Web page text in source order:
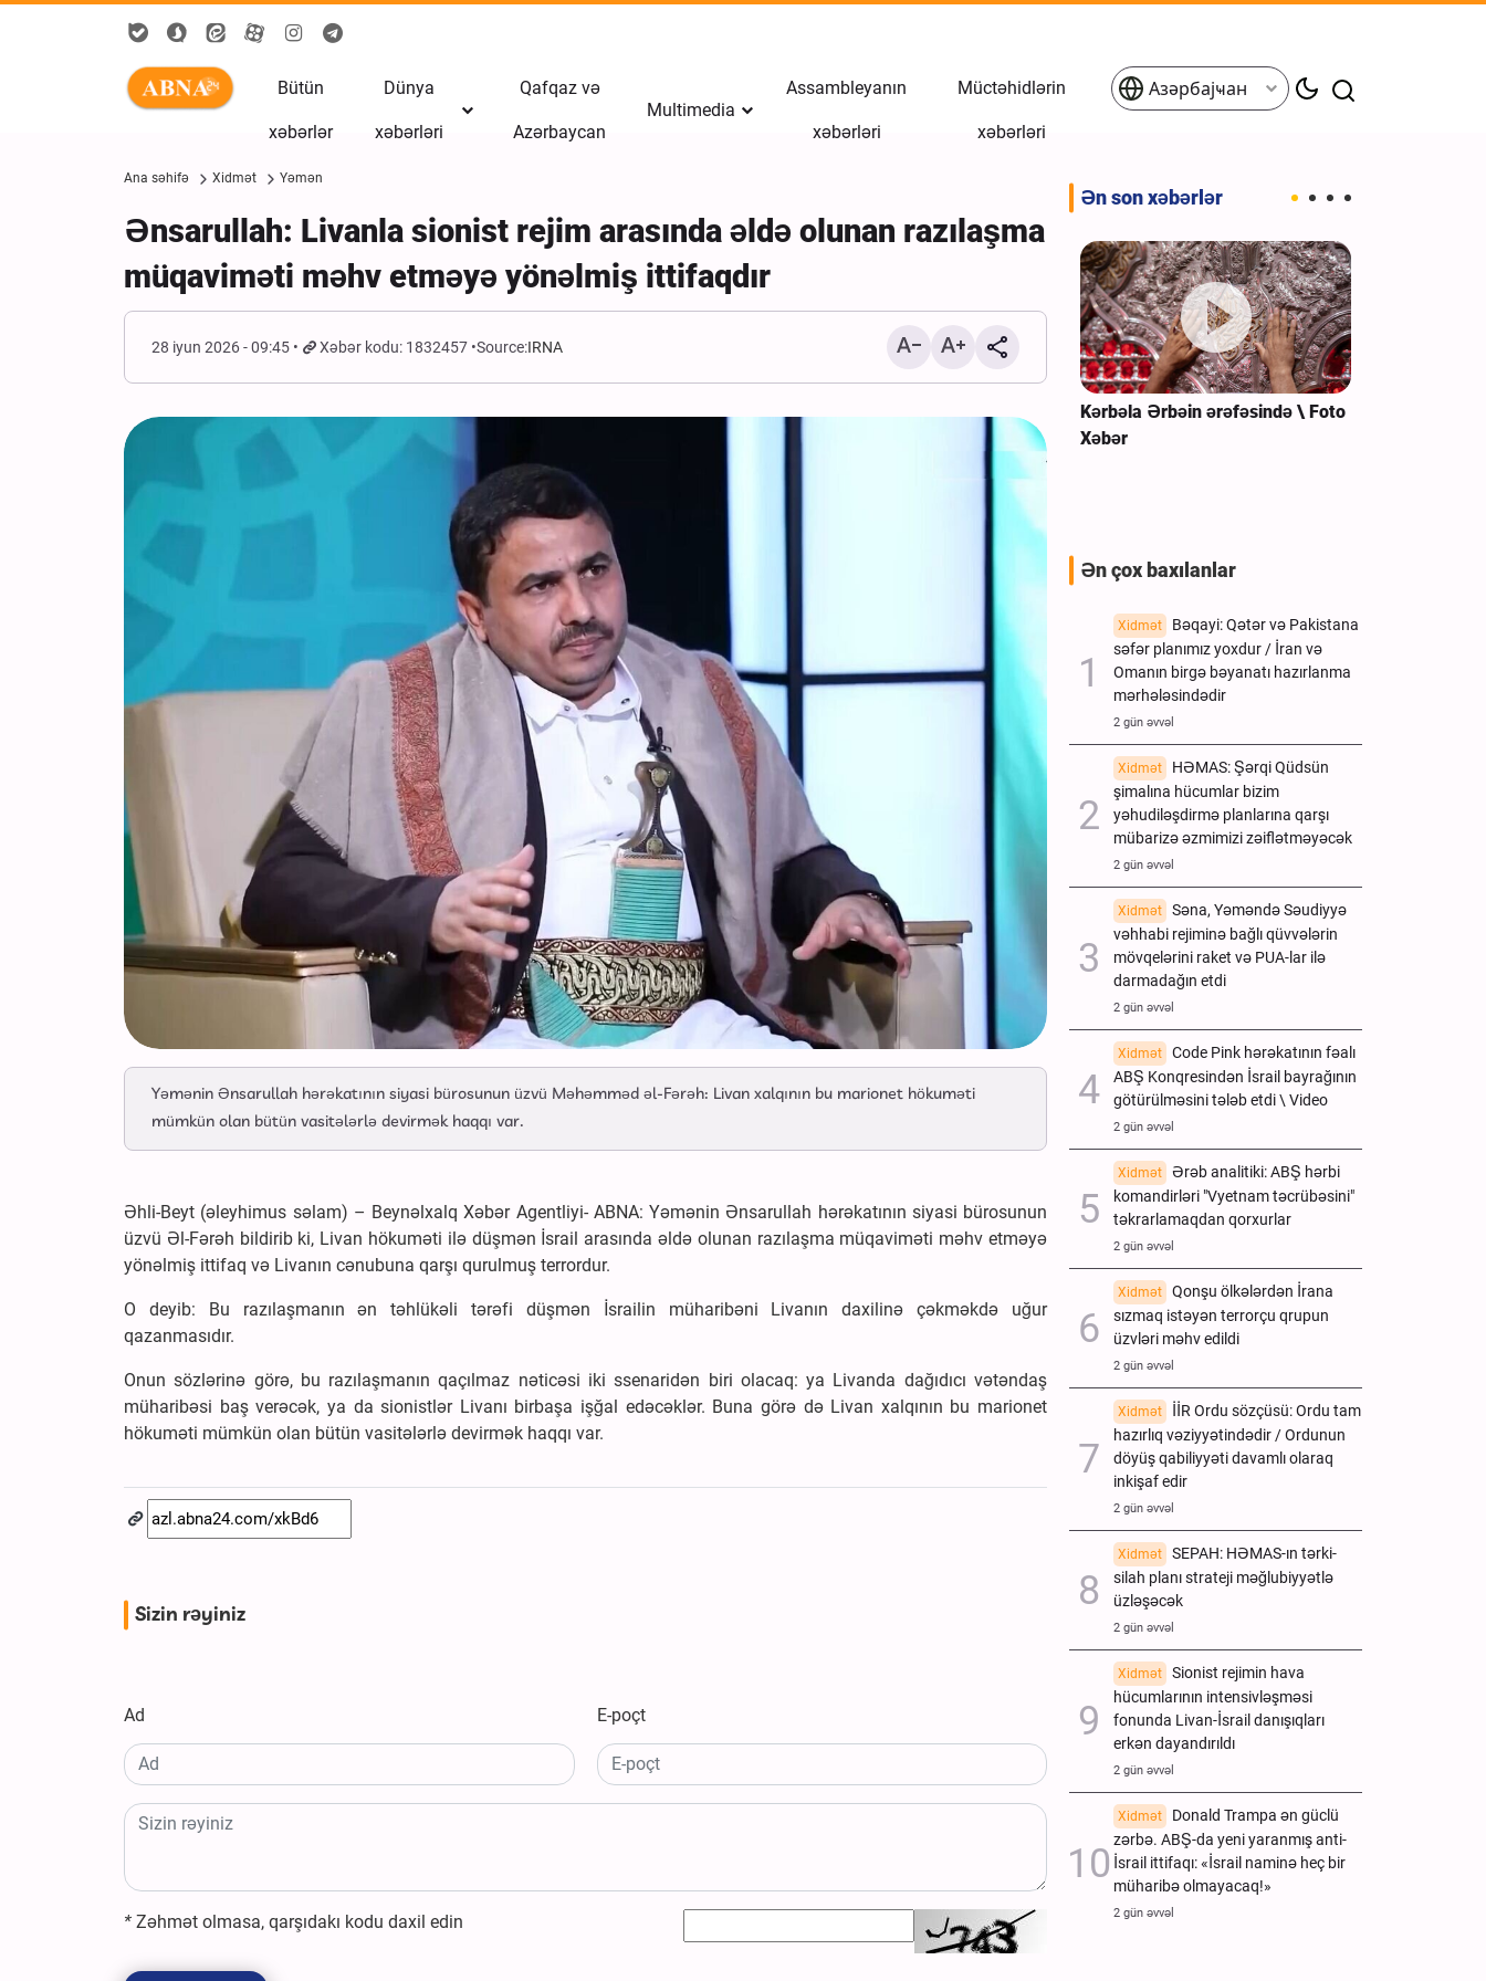
Bütün
xəbərlər
Dünya
xəbərləri
Qafqaz və
Azərbaycan
Multimedia
Assambleyanın
xəbərləri
Müctəhidlərin
xəbərləri
Азәрбајҹан
Ana səhifə Xidmət Yəmən
Ənsarullah: Livanla sionist rejim arasında əldə olunan razılaşma
müqaviməti məhv etməyə yönəlmiş ittifaqdır
28 iyun 2026 - 09:45 Xəbər kodu: 1832457 Source:IRNA
Yəmənin Ənsarullah hərəkatının siyasi bürosunun üzvü Məhəmməd əl-Fərəh: Livan xalqının bu marionet hökuməti
mümkün olan bütün vasitələrlə devirmək haqqı var.
Əhli-Beyt (əleyhimus səlam) – Beynəlxalq Xəbər Agentliyi- ABNA: Yəmənin Ənsarullah hərəkatının siyasi bürosunun
üzvü Əl-Fərəh bildirib ki, Livan hökuməti ilə düşmən İsrail arasında əldə olunan razılaşma müqaviməti məhv etməyə
yönəlmiş ittifaq və Livanın cənubuna qarşı qurulmuş terrordur.
O deyib: Bu razılaşmanın ən təhlükəli tərəfi düşmən İsrailin müharibəni Livanın daxilinə çəkməkdə uğur
qazanmasıdır.
Onun sözlərinə görə, bu razılaşmanın qaçılmaz nəticəsi iki ssenaridən biri olacaq: ya Livanda dağıdıcı vətəndaş
müharibəsi baş verəcək, ya da sionistlər Livanı birbaşa işğal edəcəklər. Buna görə də Livan xalqının bu marionet
hökuməti mümkün olan bütün vasitələrlə devirmək haqqı var.
Sizin rəyiniz
Ad E-poçt
* Zəhmət olmasa, qarşıdakı kodu daxil edin
Ən son xəbərlər
İranın Tamerçin sərhədindən geri
qayıdan Ərbəin zəvvarları \ Foto
Kərbəla Ərbəin ərəfəsində \ Foto
Xəbər
Ən çox baxılanlar
Xidmət
Bəqayi: Qətər və Pakistana
səfər planımız yoxdur / İran və
Omanın birgə bəyanatı hazırlanma
mərhələsindədir
2 gün əvvəl
Xidmət
HƏMAS: Şərqi Qüdsün
şimalına hücumlar bizim
yəhudiləşdirmə planlarına qarşı
mübarizə əzmimizi zəiflətməyəcək
2 gün əvvəl
Xidmət
Səna, Yəməndə Səudiyyə
vəhhabi rejiminə bağlı qüvvələrin
mövqelərini raket və PUA-lar ilə
darmadağın etdi
2 gün əvvəl
Xidmət
Code Pink hərəkatının fəalı
ABŞ Konqresindən İsrail bayrağının
götürülməsini tələb etdi \ Video
2 gün əvvəl
Xidmət
Ərəb analitiki: ABŞ hərbi
komandirləri "Vyetnam təcrübəsini"
təkrarlamaqdan qorxurlar
2 gün əvvəl
Xidmət
Qonşu ölkələrdən İrana
sızmaq istəyən terrorçu qrupun
üzvləri məhv edildi
2 gün əvvəl
Xidmət
İİR Ordu sözçüsü: Ordu tam
hazırlıq vəziyyətindədir / Ordunun
döyüş qabiliyyəti davamlı olaraq
inkişaf edir
2 gün əvvəl
Xidmət
SEPAH: HƏMAS-ın tərki-
silah planı strateji məğlubiyyətlə
üzləşəcək
2 gün əvvəl
Xidmət
Sionist rejimin hava
hücumlarının intensivləşməsi
fonunda Livan-İsrail danışıqları
erkən dayandırıldı
2 gün əvvəl
Xidmət
Donald Trampa ən güclü
zərbə. ABŞ-da yeni yaranmış anti-
İsrail ittifaqı: «İsrail naminə heç bir
müharibə olmayacaq!»
2 gün əvvəl